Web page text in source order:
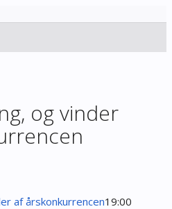
og vinder
af årskonkurrencen19:00